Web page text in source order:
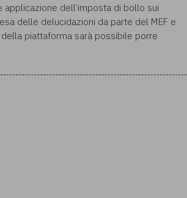
dell’imposta di bollo sui
delle delucidazioni da parte del MEF e
piattaforma sarà possibile porre